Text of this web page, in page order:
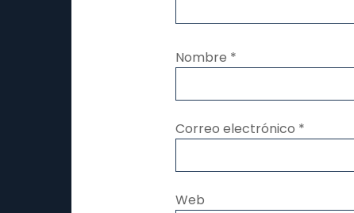
Nombre *
Correo electrónico *
Web